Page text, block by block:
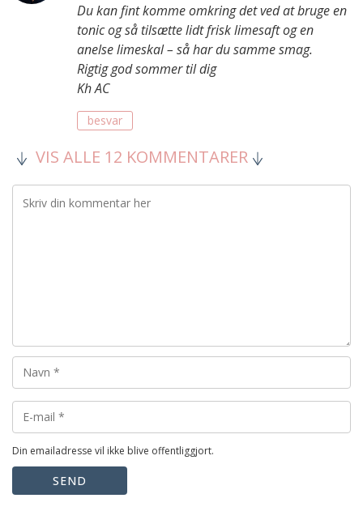
Du kan fint komme omkring det ved at bruge en
tonic og så tilsætte lidt frisk limesaft og en
anelse limeskal – så har du samme smag.
Rigtig god sommer til dig
Kh AC
besvar
VIS ALLE 12 KOMMENTARER
Din emailadresse vil ikke blive offentliggjort.
SEND